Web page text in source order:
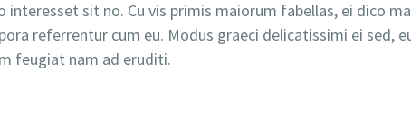
sit no. Cu vis primis maiorum fabellas, ei dico
referrentur cum eu. Modus graeci delicatissimi ei sed,
feugiat nam ad eruditi.